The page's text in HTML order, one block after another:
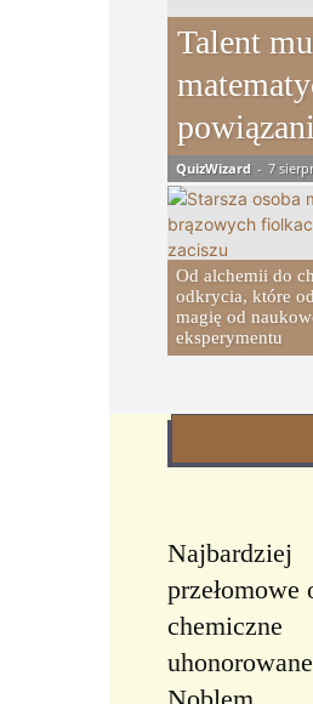
Talent
QuizWizard - 7
Od alchemii do
odkrycia, które
magię od
eksperymentu
Najbardziej
przełomowe
chemiczne
uhonorowane